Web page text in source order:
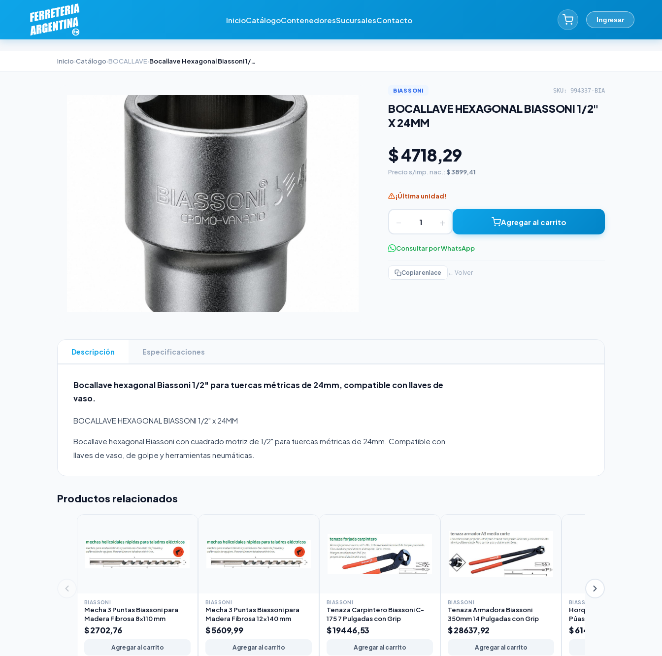
InicioCatálogoContenedoresSucursalesContacto Ingresar
Inicio›Catálogo›BOCALLAVE› Bocallave Hexagonal Biassoni 1/2" x 24mm
BIASSONI SKU: 994337-BIA
BOCALLAVE HEXAGONAL BIASSONI 1/2"
X 24MM
$ 4718,29
Precio s/imp. nac.: $ 3899,41
¡Última unidad!
− + Agregar al carrito
Consultar por WhatsApp
Copiar enlace ← Volver
Descripción Especificaciones
Bocallave hexagonal Biassoni 1/2" para tuercas métricas de 24mm, compatible con llaves de
vaso.
BOCALLAVE HEXAGONAL BIASSONI 1/2" x 24MM
Bocallave hexagonal Biassoni con cuadrado motriz de 1/2" para tuercas métricas de 24mm. Compatible con
llaves de vaso, de golpe y herramientas neumáticas.
Productos relacionados
BIASSONI
Mecha 3 Puntas Biassoni para
Madera Fibrosa 8x110 mm
$ 2702,76
Agregar al carrito
BIASSONI
Mecha 3 Puntas Biassoni para
Madera Fibrosa 12x140 mm
$ 5609,99
Agregar al carrito
BIASSONI
Tenaza Carpintero Biassoni C-
175 7 Pulgadas con Grip
$ 19446,53
Agregar al carrito
BIASSONI
Tenaza Armadora Biassoni
350mm 14 Pulgadas con Grip
$ 28637,92
Agregar al carrito
BIASSONI
Horquilla de Jardín Sol
Púas Mango Corto
$ 61450,10